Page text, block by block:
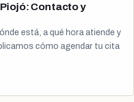
Contacto y
está, a qué hora atiende y
cómo agendar tu cita